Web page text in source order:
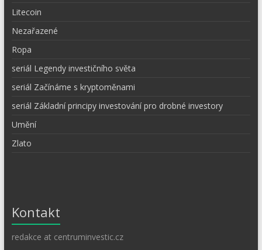
Litecoin
Nezařazené
Ropa
seriál Legendy investičního světa
seriál Začínáme s kryptoměnami
seriál Základní principy investování pro drobné investory
Umění
Zlato
Kontakt
redakce at centruminvestic.cz